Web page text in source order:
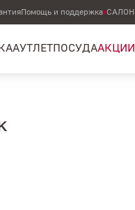
Помощь и поддержка САЛОН
АУТЛЕТПОСУДААКЦИИ